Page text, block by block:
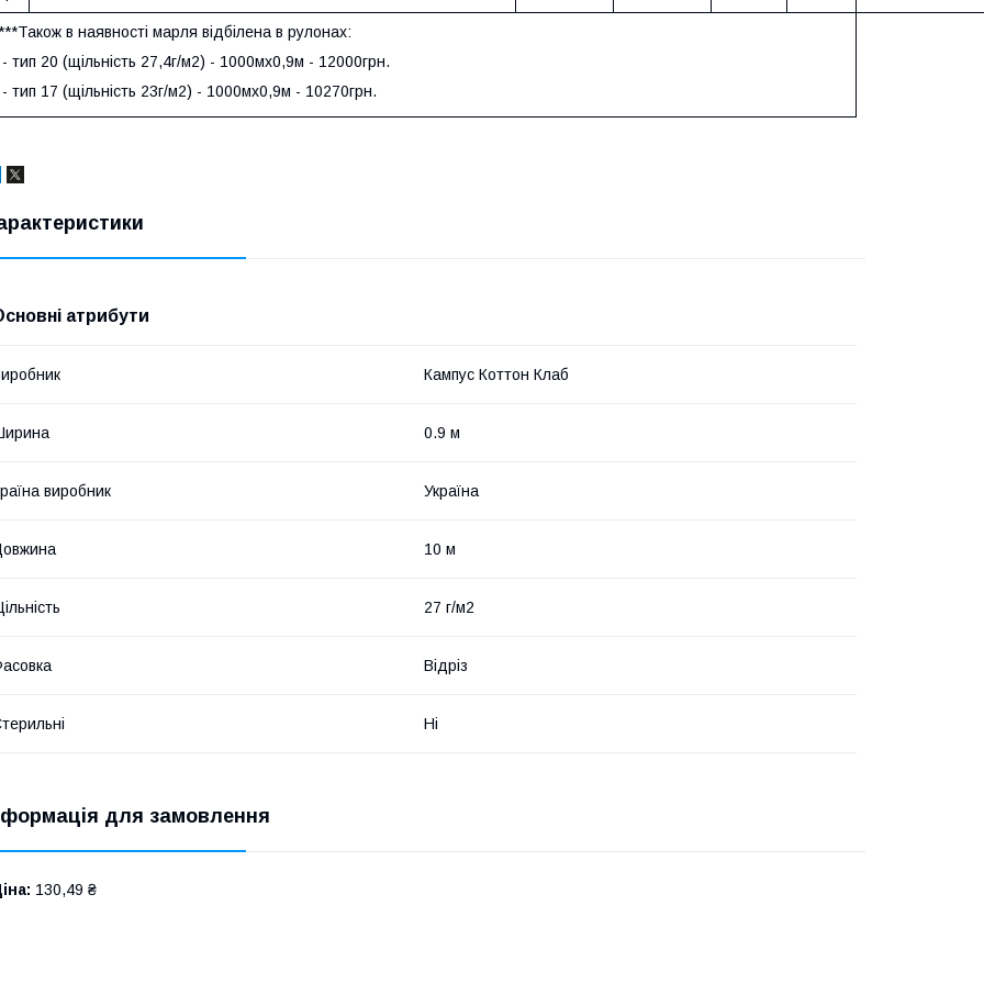
в наявності марля відбілена в рулонах:
- тип 20 (щільність 27,4г/м2) - 1000мх0,9м - 12000грн.
- тип 17 (щільність 23г/м2) - 1000мх0,9м - 10270грн.
атрибути
Кампус Коттон Клаб
0.9 м
виробник Україна
10 м
27 г/м2
Відріз
Ні
для замовлення
130,49 ₴